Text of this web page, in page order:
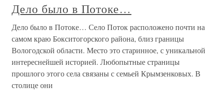
Дело было в Потоке…
Дело было в Потоке… Село Поток расположено почти на
самом краю Бокситогорского района, близ границы
Вологодской области. Место это старинное, с уникальной
интереснейшей историей. Любопытные страницы
прошлого этого села связаны с семьей Крымзенковых. В
столице они